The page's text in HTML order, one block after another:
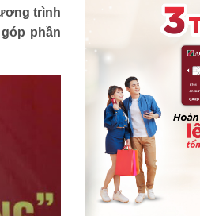
Địa chỉ nhân ái
trình
phần